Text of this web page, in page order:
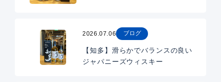
2026.07.06 ブログ
【知多】滑らかでバランスの良い
ジャパニーズウィスキー